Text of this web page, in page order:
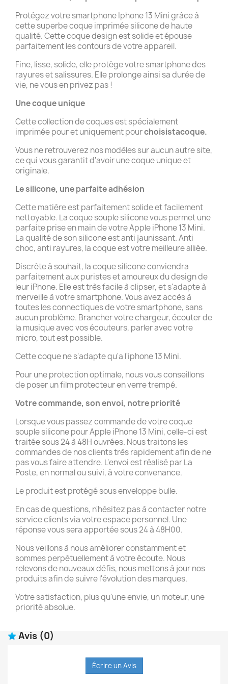
Protégez votre smartphone Iphone 13 Mini grâce à
cette superbe coque imprimée silicone de haute
qualité. Cette coque design est solide et épouse
parfaitement les contours de votre appareil.
Fine, lisse, solide, elle protège votre smartphone des
rayures et salissures. Elle prolonge ainsi sa durée de
vie, ne vous en privez pas !
Une coque unique
Cette collection de coques est spécialement
imprimée pour et uniquement pourchoisistacoque.
Vous ne retrouverez nos modèles sur aucun autre site,
ce qui vous garantit d'avoir une coque unique et
originale.
Le silicone, une parfaite adhésion
Cette matière est parfaitement solide et facilement
nettoyable. La coque souple silicone vous permet une
parfaite prise en main de votre Apple iPhone 13 Mini.
La qualité de son silicone est anti jaunissant. Anti
choc, anti rayures, la coque est votre meilleure alliée.
Discrète à souhait, la coque silicone conviendra
parfaitement aux puristes et amoureux du design de
leur iPhone. Elle est très facile à clipser, et s'adapte à
merveille à votre smartphone. Vous avez accès à
toutes les connectiques de votre smartphone, sans
aucun problème. Brancher votre chargeur, écouter de
la musique avec vos écouteurs, parler avec votre
micro, tout est possible.
Cette coque ne s'adapte qu'a l'iphone 13 Mini.
Pour une protection optimale, nous vous conseillons
de poser un film protecteur en verre trempé.
Votre commande, son envoi, notre priorité
Lorsque vous passez commande de votre coque
souple silicone pour Apple iPhone 13 Mini, celle-ci est
traitée sous 24 à 48H ouvrées. Nous traitons les
commandes de nos clients très rapidement afin de ne
pas vous faire attendre. L'envoi est réalisé par La
Poste, en normal ou suivi, à votre convenance.
Le produit est protégé sous enveloppe bulle.
En cas de questions, n'hésitez pas à contacter notre
service clients via votre espace personnel. Une
réponse vous sera apportée sous 24 à 48H00.
Nous veillons à nous améliorer constamment et
sommes perpétuellement à votre écoute. Nous
relevons de nouveaux défis, nous mettons à jour nos
produits afin de suivre l'évolution des marques.
Votre satisfaction, plus qu'une envie, un moteur, une
priorité absolue.
Avis (0)
Écrire un Avis